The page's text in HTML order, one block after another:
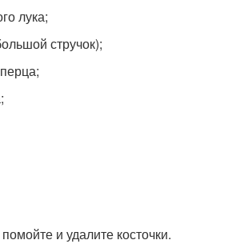
лука;
стручок);
и удалите косточки.